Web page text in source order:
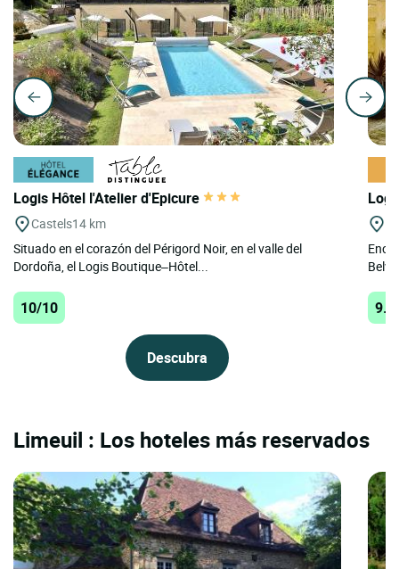
Logis Hôtel l'Atelier d'Epicure
Castels14 km
Situado en el corazón del Périgord Noir, en el valle del
Dordoña, el Logis Boutique–Hôtel...
10/10
Descubra
Limeuil : Los hoteles más reservados